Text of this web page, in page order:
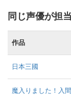
同じ声優が担
作品
日本三國
魔入りました！入